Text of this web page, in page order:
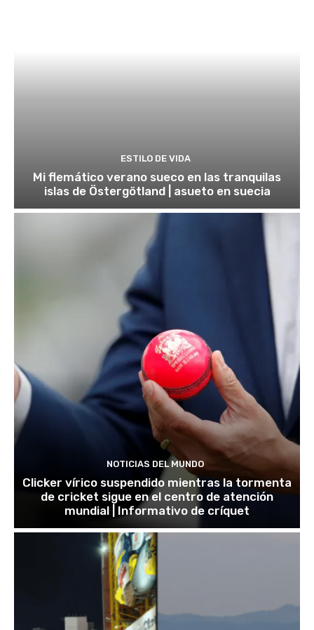
ESTILO DE VIDA
Mi flemático verano sueco en las tranquilas
islas de Östergötland | asueto en suecia
NOTICIAS DEL MUNDO
Clicker vírico suspendido mientras la tormenta
de cricket sigue en el centro de atención
mundial | Informativo de críquet